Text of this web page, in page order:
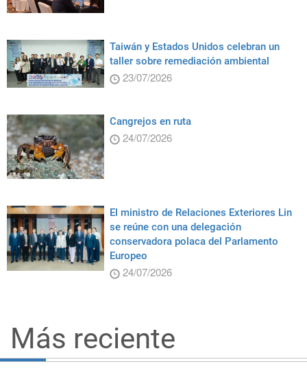
Taiwán y Estados Unidos celebran un
taller sobre remediación ambiental
23/07/2026
Cangrejos en ruta
24/07/2026
El ministro de Relaciones Exteriores Lin
se reúne con una delegación
conservadora polaca del Parlamento
Europeo
24/07/2026
Más reciente